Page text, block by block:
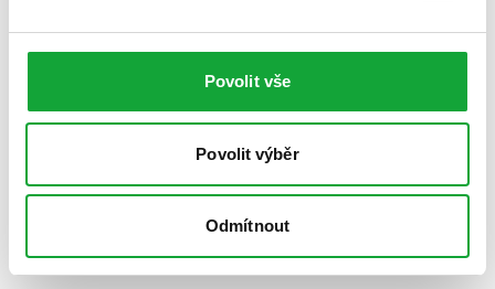
Povolit vše
Povolit výběr
Odmítnout